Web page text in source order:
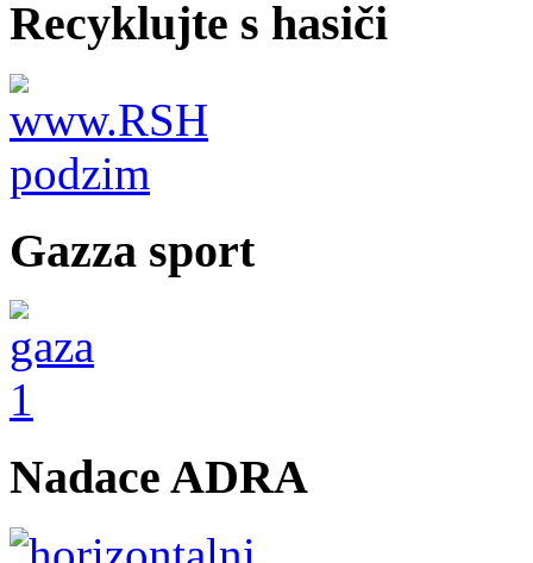
Recyklujte s hasiči
Gazza sport
Nadace ADRA